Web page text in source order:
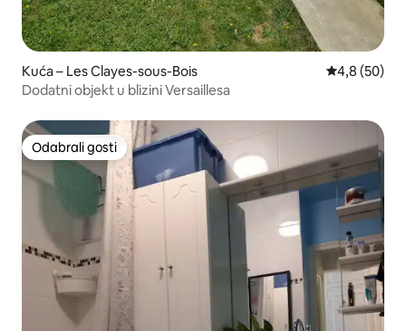
Kuća – Les Clayes-sous-Bois Prosječna
4,8 (50)
Dodatni objekt u blizini Versaillesa
Odabrali gosti
Odabrali gosti